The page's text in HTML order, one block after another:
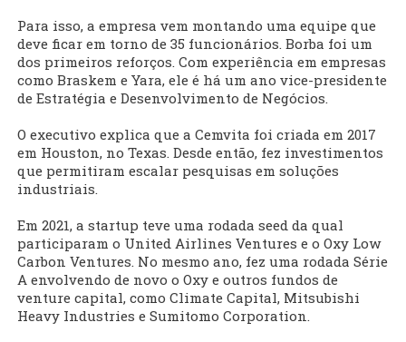
Para isso, a empresa vem montando uma equipe que
deve ficar em torno de 35 funcionários. Borba foi um
dos primeiros reforços. Com experiência em empresas
como Braskem e Yara, ele é há um ano vice-presidente
de Estratégia e Desenvolvimento de Negócios.
O executivo explica que a Cemvita foi criada em 2017
em Houston, no Texas. Desde então, fez investimentos
que permitiram escalar pesquisas em soluções
industriais.
Em 2021, a startup teve uma rodada seed da qual
participaram o United Airlines Ventures e o Oxy Low
Carbon Ventures. No mesmo ano, fez uma rodada Série
A envolvendo de novo o Oxy e outros fundos de
venture capital, como Climate Capital, Mitsubishi
Heavy Industries e Sumitomo Corporation.